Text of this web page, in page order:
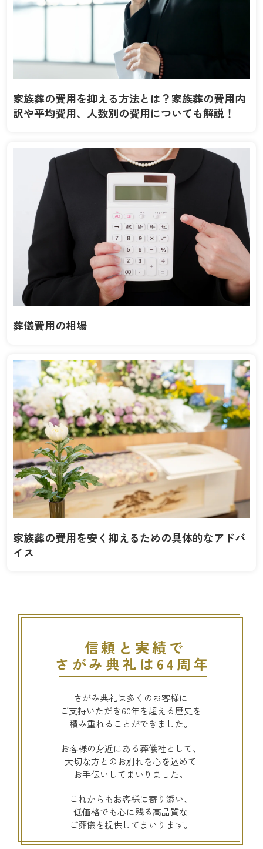
家族葬の費用を抑える方法とは？家族葬の費用内
訳や平均費用、人数別の費用についても解説！
葬儀費用の相場
家族葬の費用を安く抑えるための具体的なアドバ
イス
信頼と実績で
さがみ典礼は64周年
さがみ典礼は多くのお客様に
ご支持いただき60年を超える歴史を
積み重ねることができました。
お客様の身近にある葬儀社として、
大切な方とのお別れを心を込めて
お手伝いしてまいりました。
これからもお客様に寄り添い、
低価格でも心に残る高品質な
ご葬儀を提供してまいります。